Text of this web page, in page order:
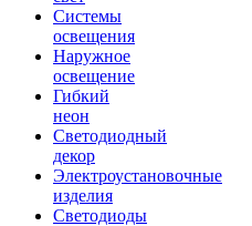
Системы
освещения
Наружное
освещение
Гибкий
неон
Светодиодный
декор
Электроустановочные
изделия
Светодиоды